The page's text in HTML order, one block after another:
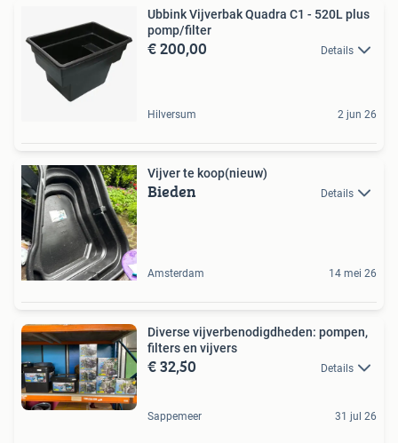
Ubbink Vijverbak Quadra C1 - 520L plus
pomp/filter
€ 200,00 Details
Hilversum 2 jun 26
Vijver te koop(nieuw)
Bieden Details
Amsterdam 14 mei 26
Diverse vijverbenodigdheden: pompen,
filters en vijvers
€ 32,50 Details
Sappemeer 31 jul 26